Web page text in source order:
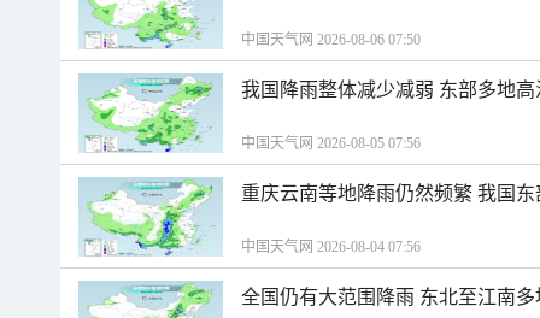
中国天气网 2026-08-06 07:50
我国降雨整体减少减弱 东部多地
中国天气网 2026-08-05 07:56
重庆云南等地降雨仍然频繁 我国
中国天气网 2026-08-04 07:56
全国仍有大范围降雨 东北至江南